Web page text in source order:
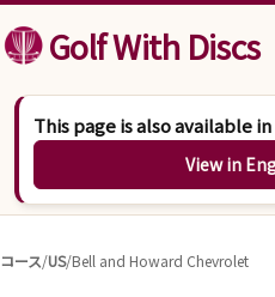
コンテンツへスキップ
Golf With Discs
This page is also available
View in
コース/US/Bell and Howard Chevrolet